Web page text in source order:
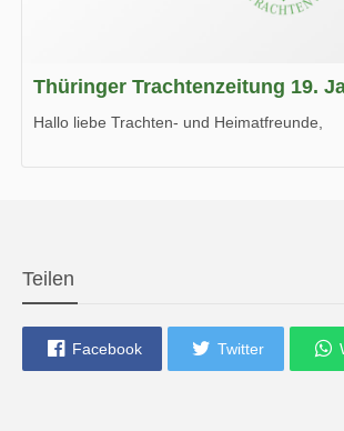
Thüringer Trachtenzeitung 19.
Hallo liebe Trachten- und Heimatfreunde,
Teilen
Facebook Twitter